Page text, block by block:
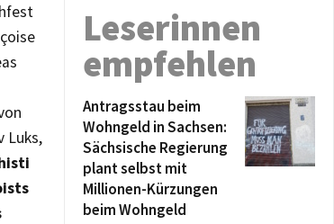
Luks,
Leserinnen
empfehlen
Antragsstau beim
Wohngeld in Sachsen:
Sächsische Regierung
plant selbst mit
Millionen-Kürzungen
beim Wohngeld